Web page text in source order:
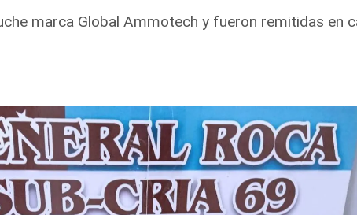
marca Global Ammotech y fueron remitidas en